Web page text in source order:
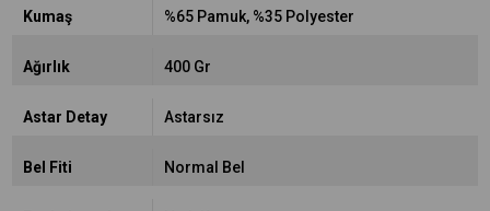
Kumaş %65 Pamuk %35 Polyester
Ağırlık 400 Gr
Astar Detay Astarsız
Bel Fiti Normal Bel